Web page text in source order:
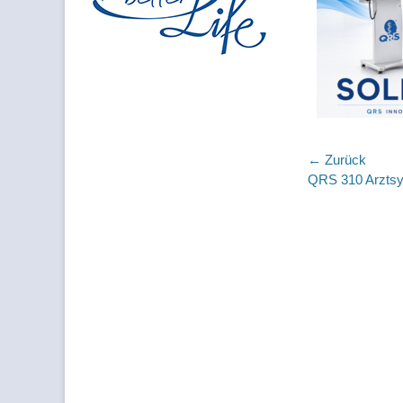
← Zurück
Vorhergehender
QRS 310